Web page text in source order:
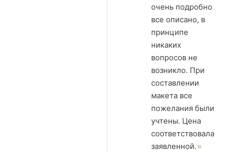
очень подробно
все описано, в
принципе
никаких
вопросов не
возникло. При
составлении
макета все
пожелания были
учтены. Цена
соответствовала
заявленной.